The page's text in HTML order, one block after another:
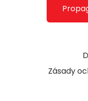
Zásady